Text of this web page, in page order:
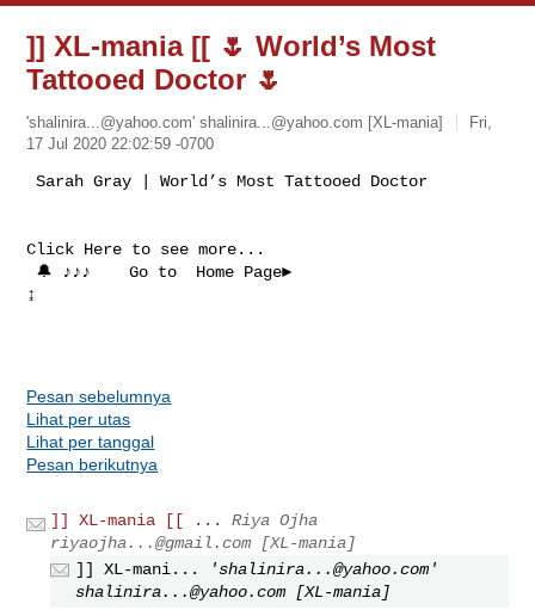
]] XL-mania [[ 🌷 World’s Most
Tattooed Doctor 🌷
'shalinira...@yahoo.com'shalinira...@yahoo.com [XL-mania]
Fri,
17 Jul 2020 22:02:59 -0700
Click Here to see more...
🔔 ♪♪♪    Go to  Home Page►
↨
Pesan sebelumnya
Lihat per utas
Lihat per tanggal
Pesan berikutnya
]] XL-mania [[ ...
Riya Ojha
riyaojha...@gmail.com [XL-mania]
]] XL-mani...
'shalinira...@yahoo.com '
shalinira...@yahoo.com [XL-mania]